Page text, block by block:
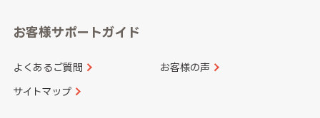
愛知県
和歌山県
山口県
香川県 愛媛県
長崎県
大分県 宮崎県
お客様サポートガイド
よくあるご質問 お客様の声
サイトマップ